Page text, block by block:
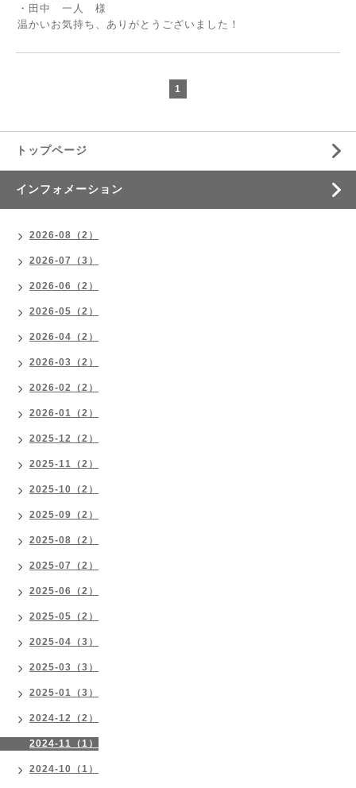
・田中 一人 様
温かいお気持ち、ありがとうございました！
1
トップページ
インフォメーション
2026-08（2）
2026-07（3）
2026-06（2）
2026-05（2）
2026-04（2）
2026-03（2）
2026-02（2）
2026-01（2）
2025-12（2）
2025-11（2）
2025-10（2）
2025-09（2）
2025-08（2）
2025-07（2）
2025-06（2）
2025-05（2）
2025-04（3）
2025-03（3）
2025-01（3）
2024-12（2）
2024-11（1）
2024-10（1）